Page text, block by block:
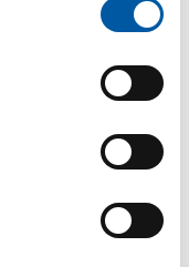
Cookies und
finden
hier
K320 ungeglüht